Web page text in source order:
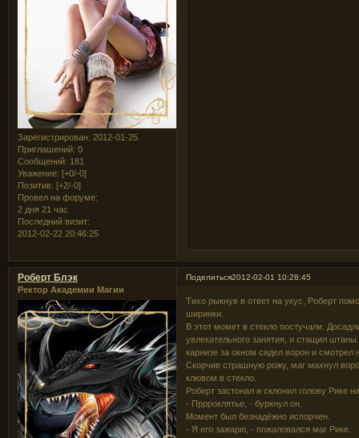
Зарегистрирован: 2012-01-25
Приглашений: 0
Сообщений: 181
Уважение: [+0/-0]
Позитив: [+2/-0]
Провел на форуме:
2 дня 21 час
Последний визит:
2012-02-22 20:46:25
Поделиться2012-02-01 10:28:45
Роберт Блэк
Ректор Академии Магии
Тихо рыкнув в ответ на укус, Роберт
ширинки.
В этот момет в стекло постучали.
увлекательного занятия, и стащил
карнизе за окном сидел ворон и
Скорчив страшную рожу, маг махнул
клювом в стекло.
Роберт застонал и склонил голову Рике
- Пррроклятье, - буркнул он.
Момент был безнадёжно испорчен.
- Я его зажарю, - пожаловался маг Рике.